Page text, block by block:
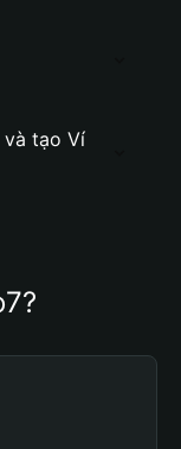
và tạo Ví